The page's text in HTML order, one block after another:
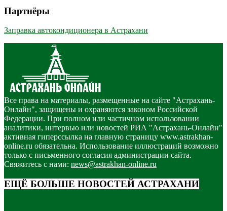
Партнёры
Заправка автокондиционера в Астрахани
Все права на материалы, размещенные на сайте "Астрахань-
Онлайн", защищены и охраняются законом Российской
Федерации. При полном или частичном использовании
аналитики, интервью или новостей РИА "Астрахань-Онлайн"
активная гиперссылка на главную страницу www.astrakhan-
online.ru обязательна. Использование иллюстраций возможно
только с письменного согласия администрации сайта.
Свяжитесь с нами: news@astrakhan-online.ru
ЕЩЁ БОЛЬШЕ НОВОСТЕЙ АСТРАХАНИ